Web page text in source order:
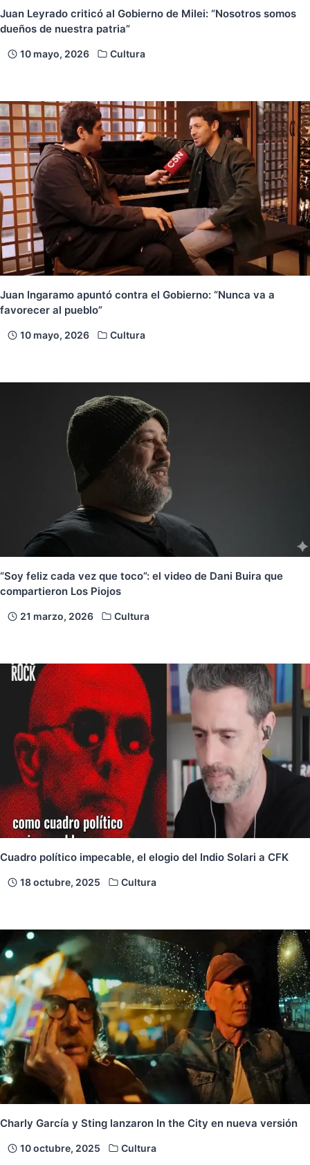
Juan Leyrado criticó al Gobierno de Milei: “Nosotros somos
dueños de nuestra patria”
10 mayo, 2026 Cultura
Juan Ingaramo apuntó contra el Gobierno: “Nunca va a
favorecer al pueblo”
10 mayo, 2026 Cultura
“Soy feliz cada vez que toco”: el video de Dani Buira que
compartieron Los Piojos
21 marzo, 2026 Cultura
Cuadro político impecable, el elogio del Indio Solari a CFK
18 octubre, 2025 Cultura
Charly García y Sting lanzaron In the City en nueva versión
10 octubre, 2025 Cultura